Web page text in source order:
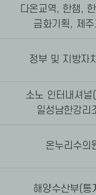
다온교역, 한챔,
금화기획, 제
정부 및 지방자
소노 인터내셔널
일성남한강리
온누리수의
해양수산부(통